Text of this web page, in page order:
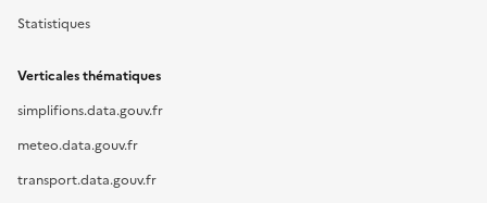
Statistiques
Verticales thématiques
simplifions.data.gouv.fr
meteo.data.gouv.fr
transport.data.gouv.fr